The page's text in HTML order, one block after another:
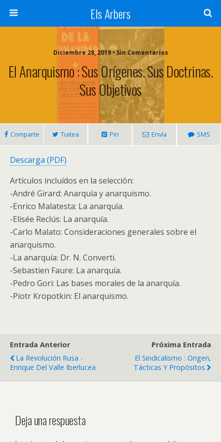
Els Arbers
Diciembre 28, 2019 • Sin Comentarios
El Anarquismo : Sus Orígenes. Sus Doctrinas.
Sus Objetivos
Comparte Tuitea Pin Envía SMS
Descarga (PDF)
Artículos incluídos en la selección:
-André Girard: Anarquía y anarquismo.
-Enrico Malatesta: La anarquía.
-Elisée Reclús: La anarquía.
-Carlo Malato: Consideraciones generales sobre el
anarquismo.
-La anarquía: Dr. N. Converti.
-Sebastien Faure: La anarquía.
-Pedro Gori: Las bases morales de la anarquía.
-Piotr Kropotkin: El anarquismo.
Entrada Anterior
La Revolución Rusa -
Enrique Del Valle Iberlucea
Próxima Entrada
El Sindicalismo : Origen,
Tácticas Y Propósitos
Deja una respuesta